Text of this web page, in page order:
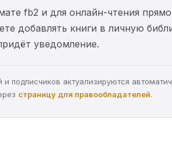
fb2 и для онлайн-чтения
добавлять книги в личную
уведомление.
подписчиков актуализируются
страницу для правообладателей.